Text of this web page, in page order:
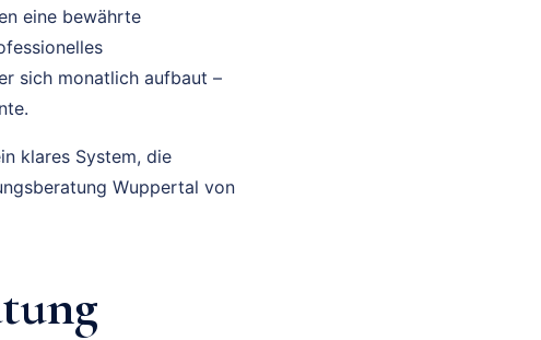
eine bewährte
sich monatlich aufbaut –
klares System, die
Wuppertal von